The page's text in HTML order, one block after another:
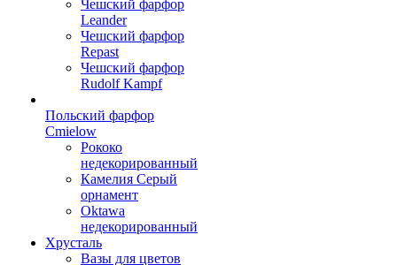
Чешский фарфор
Leander
Чешский фарфор
Repast
Чешский фарфор
Rudolf Kampf
Польский фарфор
Сmielow
Рококо
недекорированный
Камелия Серый
орнамент
Oktawa
недекорированный
Хрусталь
Вазы для цветов